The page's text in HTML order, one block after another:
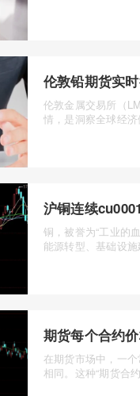
伦敦铅期货实
伦敦金属交易所（
情，是洞察全球经
沪铜连续
铜，被誉为“工业的
能源转型、基础设
期货每个合约
在期货市场中，一
相同。这种“期货合